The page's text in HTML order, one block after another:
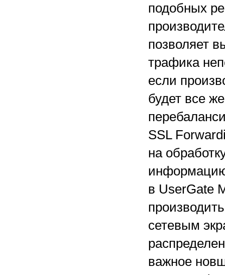
подобных
позволяет
трафика
если
будет все
SSL
на
в UserGate
сетевым
важное